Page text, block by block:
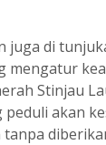
juga di
mengatur
Stinjau
akan